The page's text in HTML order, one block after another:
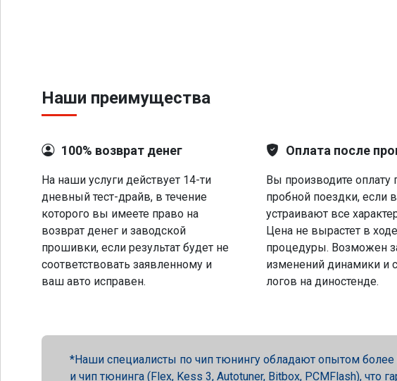
Наши преимущества
100% возврат денег
На наши услуги действует 14-ти
дневный тест-драйв, в течение
которого вы имеете право на
возврат денег и заводской
прошивки, если результат будет не
соответствовать заявленному и
ваш авто исправен.
Оплата после
Вы производите оплату
пробной поездки, если
устраивают все
Цена не вырастет в ходе
процедуры. Возможен
изменений динамики и
логов на диностенде.
Наши специалисты по чип тюнингу обладают опытом
и чип тюнинга (Flex, Kess 3, Autotuner, Bitbox, PCMFlash), что